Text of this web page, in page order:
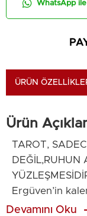
WhatsApp ile
ÜRÜN
Ürün
TAROT,
DEĞİL,RUHUN
Ergüven’in
sessizliğini
Devamını Oku